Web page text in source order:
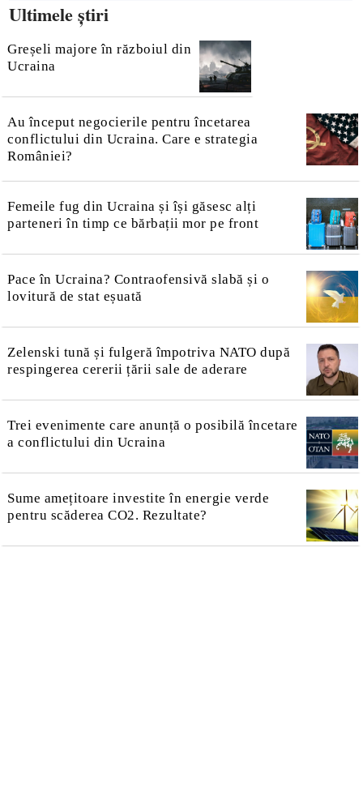
Ultimele știri
Greșeli majore în războiul din
Ucraina
Au început negocierile pentru încetarea
conflictului din Ucraina. Care e strategia
României?
Femeile fug din Ucraina și își găsesc alți
parteneri în timp ce bărbații mor pe front
Pace în Ucraina? Contraofensivă slabă și o
lovitură de stat eșuată
Zelenski tună și fulgeră împotriva NATO după
respingerea cererii țării sale de aderare
Trei evenimente care anunță o posibilă încetare
a conflictului din Ucraina
Sume amețitoare investite în energie verde
pentru scăderea CO2. Rezultate?